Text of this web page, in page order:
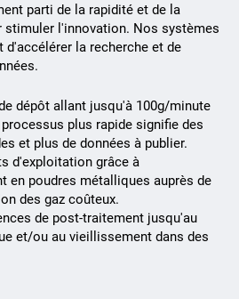
parti de la rapidité et de la
stimuler l'innovation. Nos systèmes
la recherche et de
dépôt allant jusqu'à 100g/minute
plus rapide signifie des
et plus de données à publier.
d'exploitation grâce à
en poudres métalliques auprès de
des gaz coûteux.
de post-traitement jusqu'au
et/ou au vieillissement dans des